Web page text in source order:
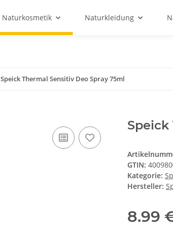
Naturkosmetik Naturkleidung
Speick Thermal Sensitiv Deo Spray 75ml
Speick
GTIN:
Kategorie:
Hersteller:
8.99